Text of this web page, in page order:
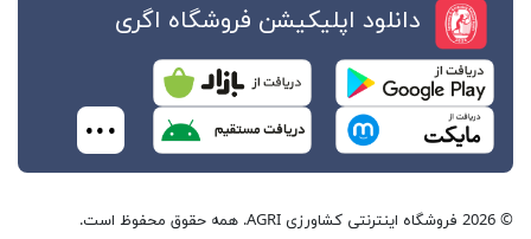
دانلود اپلیکیشن فروشگاه اگری
© 2026 فروشگاه اینترنتی کشاورزی AGRI. همه حقوق محفوظ است.